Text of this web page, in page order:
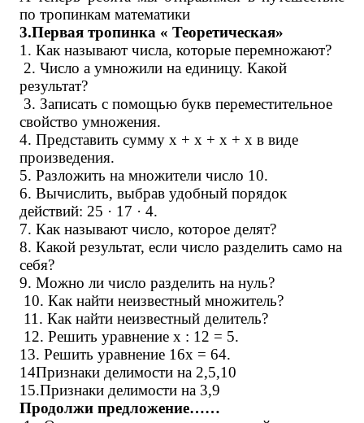
по тропинкам математики
3.Первая тропинка « Теоретическая»
1. Как называют числа, которые перемножают?
2. Число а умножили на единицу. Какой
результат?
3. Записать с помощью букв переместительное
свойство умножения.
4. Представить сумму x + x + x + x в виде
произведения.
5. Разложить на множители число 10.
6. Вычислить, выбрав удобный порядок
действий: 25 · 17 · 4.
7. Как называют число, которое делят?
8. Какой результат, если число разделить само на
себя?
9. Можно ли число разделить на нуль?
10. Как найти неизвестный множитель?
11. Как найти неизвестный делитель?
12. Решить уравнение x : 12 = 5.
13. Решить уравнение 16х = 64.
14Признаки делимости на 2,5,10
15.Признаки делимости на 3,9
Продолжи предложение……